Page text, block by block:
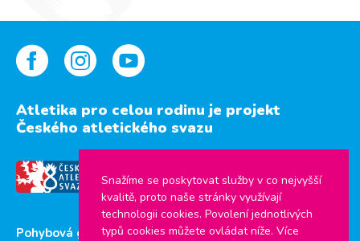
Atletika pro celou rodinu je projekt
Českého atletického svazu
Pohybová gramotnost
Snažíme se poskytovat služby v co nejvyšší
kvalitě, proto naše stránky využívají
technologii cookies. Povolení jednotlivých
typů cookies můžete ovládat níže. Více